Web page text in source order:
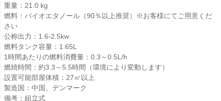
重量：21.0 kg
燃料：バイオエタノール（90％以上推奨）※お客様にてご用意くだ
さい
公称出力：1.6-2.5kw
燃料タンク容量：1.65L
1時間あたりの燃料消費量：0.3～0.5L/h
燃焼時間：約3.3～5.5時間（環境により変動します）
設置可能部屋体積：27㎥以上
製造国：中国、デンマーク
備考：組立式